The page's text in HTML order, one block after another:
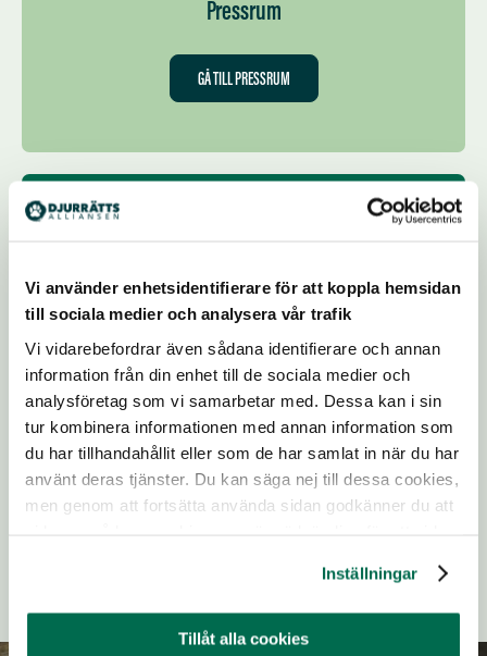
Vi använder enhetsidentifierare för att koppla hemsidan
till sociala medier och analysera vår trafik
Vi vidarebefordrar även sådana identifierare och annan
information från din enhet till de sociala medier och
analysföretag som vi samarbetar med. Dessa kan i sin
tur kombinera informationen med annan information som
du har tillhandahållit eller som de har samlat in när du har
använt deras tjänster. Du kan säga nej till dessa cookies,
men genom att fortsätta använda sidan godkänner du att
Inställningar
Tillåt alla cookies
Pressrum
GÅ TILL PRESSRUM
GÅ TILL BILDBANK
Rörligt material